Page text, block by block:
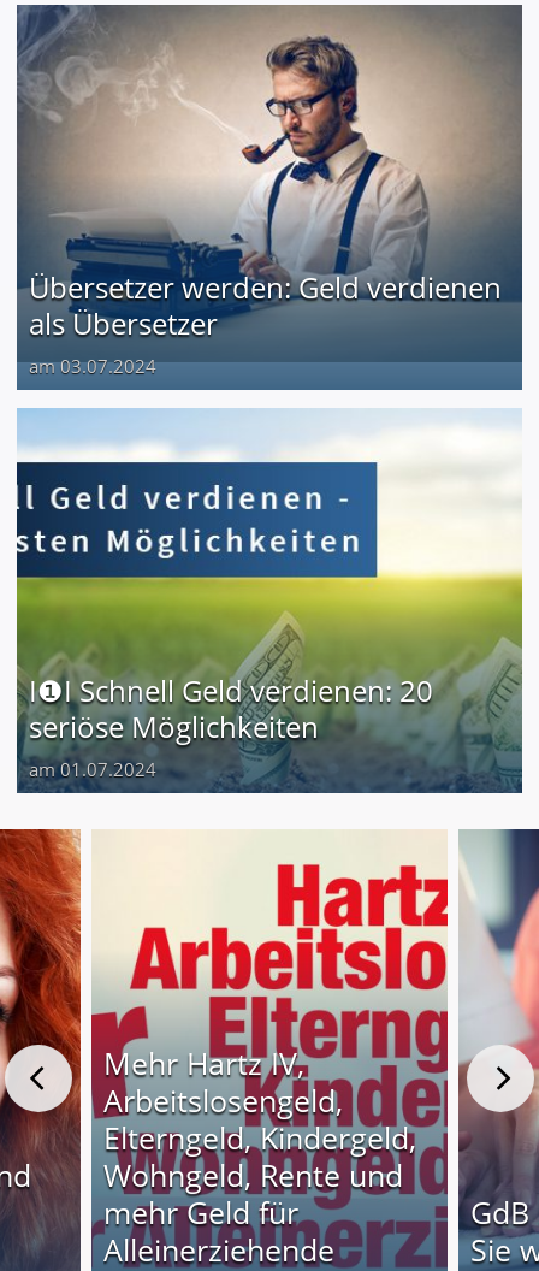
Übersetzer werden: Geld verdienen
als Übersetzer
am 03.07.2024
I❶I Schnell Geld verdienen: 20
seriöse Möglichkeiten
am 01.07.2024
Mehr Hartz IV,
Arbeitslosengeld,
Elterngeld, Kindergeld,
Wohngeld, Rente und
mehr Geld für
Alleinerziehende
Sie